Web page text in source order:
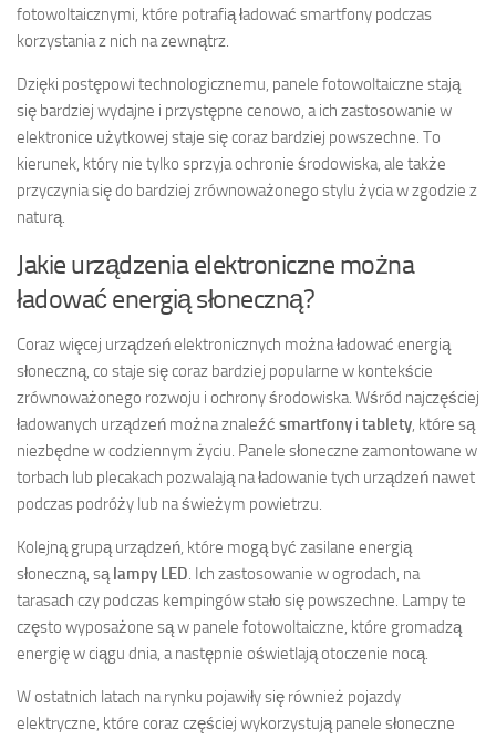
fotowoltaicznymi, które potrafią ładować smartfony podczas
korzystania z nich na zewnątrz.
Dzięki postępowi technologicznemu, panele fotowoltaiczne stają
się bardziej wydajne i przystępne cenowo, a ich zastosowanie w
elektronice użytkowej staje się coraz bardziej powszechne. To
kierunek, który nie tylko sprzyja ochronie środowiska, ale także
przyczynia się do bardziej zrównoważonego stylu życia w zgodzie z
naturą.
Jakie urządzenia elektroniczne można
ładować energią słoneczną?
Coraz więcej urządzeń elektronicznych można ładować energią
słoneczną, co staje się coraz bardziej popularne w kontekście
zrównoważonego rozwoju i ochrony środowiska. Wśród najczęściej
ładowanych urządzeń można znaleźć smartfony i tablety, które są
niezbędne w codziennym życiu. Panele słoneczne zamontowane w
torbach lub plecakach pozwalają na ładowanie tych urządzeń nawet
podczas podróży lub na świeżym powietrzu.
Kolejną grupą urządzeń, które mogą być zasilane energią
słoneczną, są lampy LED. Ich zastosowanie w ogrodach, na
tarasach czy podczas kempingów stało się powszechne. Lampy te
często wyposażone są w panele fotowoltaiczne, które gromadzą
energię w ciągu dnia, a następnie oświetlają otoczenie nocą.
W ostatnich latach na rynku pojawiły się również pojazdy
elektryczne, które coraz częściej wykorzystują panele słoneczne